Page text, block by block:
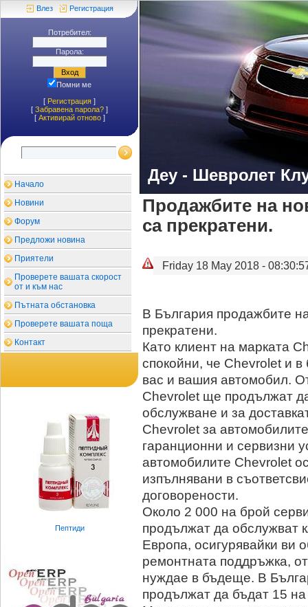
Влез Регистрация
Потребител:
Парола:
Помни ме
[ Регистрация ]
[ Забравена парола? ]
[ Aктивирай отново]
Начало
Новини
Форум
Предложи новина
Приятели
Проверете вашата скорост
от и към нас
Пътната обстановка
Проверете вашата поща
Контакт
Пептиди
Деу - Шевролет
Продажбите на
са прекратени.
Friday 18 May 2018 -
В България продажбите
прекратени.
Като клиент на марката
спокойни, че Chevrolet и
вас и вашия автомобил.
Chevrolet ще продължат
обслужване и за
Chevrolet за
гаранционни и сервизни
автомобилите Chevrolet
изпълнявани в
договорености.
Около 2 000 на брой
продължат да обслужват
Европа, осигурявайки ви
ремонтната поддръжка,
нуждае в бъдеще. В
продължат да бъдат 15